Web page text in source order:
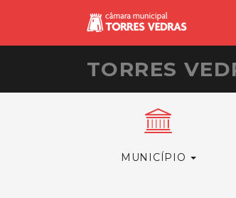
TORRES
MUNICÍPIO